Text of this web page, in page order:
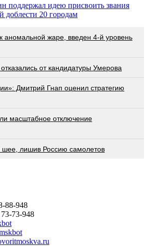
поддержал идею присвоить звания
доблести 20 городам
к аномальной жаре, введен 4-й уровень
от кандидатуры Умерова
Дмитрий Гнап оценил стратегию
масштабное отключение
шее, лишив Россию самолетов
88-948
73-948